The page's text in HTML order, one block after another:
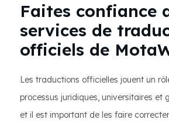
Faites confiance
services de
officiels de
Les traductions officielles jouent un
processus juridiques, universitaires et
et il est important de les faire